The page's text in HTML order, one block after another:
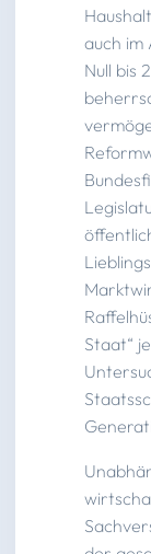
auch im
Null bis
Staat“